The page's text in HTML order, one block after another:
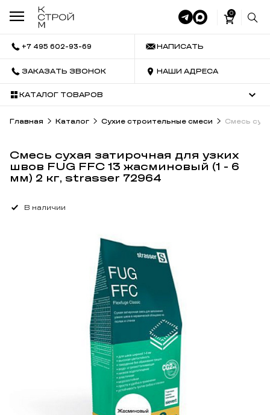
0
+7 495 602-93-69 НАПИСАТЬ
ЗАКАЗАТЬ ЗВОНОК НАШИ АДРЕСА
КАТАЛОГ ТОВАРОВ
Главная Каталог Сухие строительные смеси Смесь
Смесь сухая затирочная для узких
швов FUG FFC 13 жасминовый (1 - 6
мм) 2 кг, strasser 72964
В наличии